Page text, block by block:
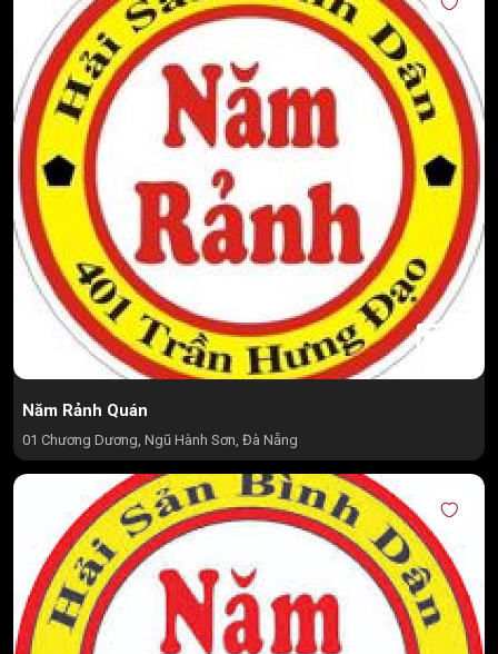
Năm Rảnh Quán
01 Chương Dương, Ngũ Hành Sơn, Đà Nẵng